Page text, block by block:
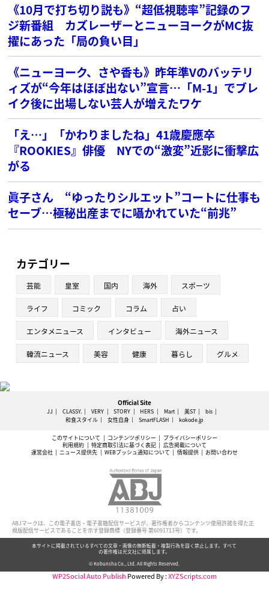
《10月で打ち切り説も》“超低視聴率”記録のフ
ジ新番組 カズレーザーとニューヨークがMC抜
擢にあった「局の負い目」
《ニューヨーク、さや香も》昨年準Vのバッテリ
ィズが“今年はほぼ出ない”宣言…「M-1」でブレ
イク後に出場しない芸人が増えたワケ
「え…」「かわりましたね」41歳慶應卒
『ROOKIES』俳優 NYでの“激変”近影に衝撃広
がる
眞子さん “ゆったりシルエット”コートに仕事も
セーブ…極秘出産までに囁かれていた“前兆”
カテゴリー
芸能 皇室 国内 海外 スポーツ
ライフ コミック コラム 占い
エンタメニュース インタビュー 海外ニュース
韓流ニュース 美容 健康 暮らし グルメ
Official Site
JJ CLASSY. VERY STORY HERS Mart 美ST
bis
和食スタイル
女性自身 SmartFLASH kokode.jp
このサイトについて コンテンツポリシー
プライバシーポリシー
利用規約
特定商取引法に基づく表記
広告掲載について
運営会社
ニュース提供先 WEBプッシュ通知について 情報提供 お問い合わせ
ABJマークは、この電子書店・電子書籍配信サービスが、著作権者からコンテンツ使用許諾を得た正
規版配信サービスであることを示す登録商標（登録番号 第6091713号）です。
本サイトに掲載されているすべての文章・画像の無断転載・複製行為を固く禁止します。すべて
の著作権は光文社に帰属します。
© Kobunsha Co., Ltd. All Rights Reserved.
WP2Social Auto Publish Powered By :XYZScripts.com